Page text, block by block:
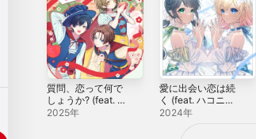
質問、恋って何で
しょうか? (feat. ハ
コニワリリィ) -
2025年
愛に出会い恋は続
く (feat. ハコニワ
リリィ) [Cover] -
2024年